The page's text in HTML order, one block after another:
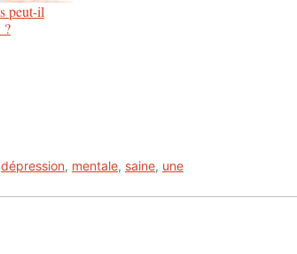
peut-il
?
dépression, mentale, saine, une